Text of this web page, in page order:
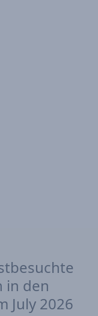
in den
July 2026